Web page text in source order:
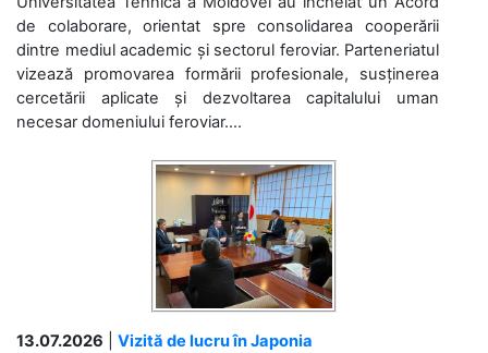
de colaborare, orientat spre consolidarea cooperării
dintre mediul academic și sectorul feroviar. Parteneriatul
vizează promovarea formării profesionale, susținerea
cercetării aplicate și dezvoltarea capitalului uman
necesar domeniului feroviar....
13.07.2026
Vizită de lucru în Japonia